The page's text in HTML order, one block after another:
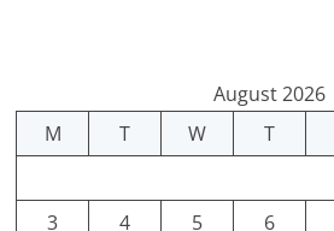
August 2026
M
T W T
3
4 5 6